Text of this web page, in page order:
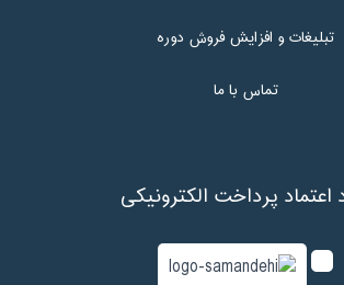
تبلیغات و افزایش فروش دوره
تماس با ما
اعتماد پرداخت الکترونیکی